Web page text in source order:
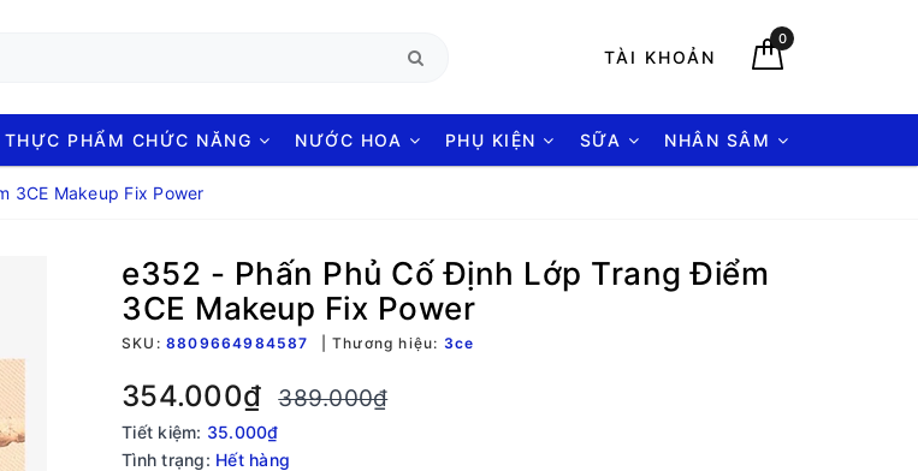
TÀI KHOẢN
0
THỰC PHẨM CHỨC NĂNG NƯỚC HOA PHỤ KIỆN SỮA NHÂN SÂM
3CE Makeup Fix Power
e352 - Phấn Phủ Cố Định Lớp Trang Điểm
3CE Makeup Fix Power
SKU: 8809664984587 Thương hiệu: 3ce
354.000₫ 389.000₫
Tiết kiệm: 35.000₫
Tình trạng: Hết hàng